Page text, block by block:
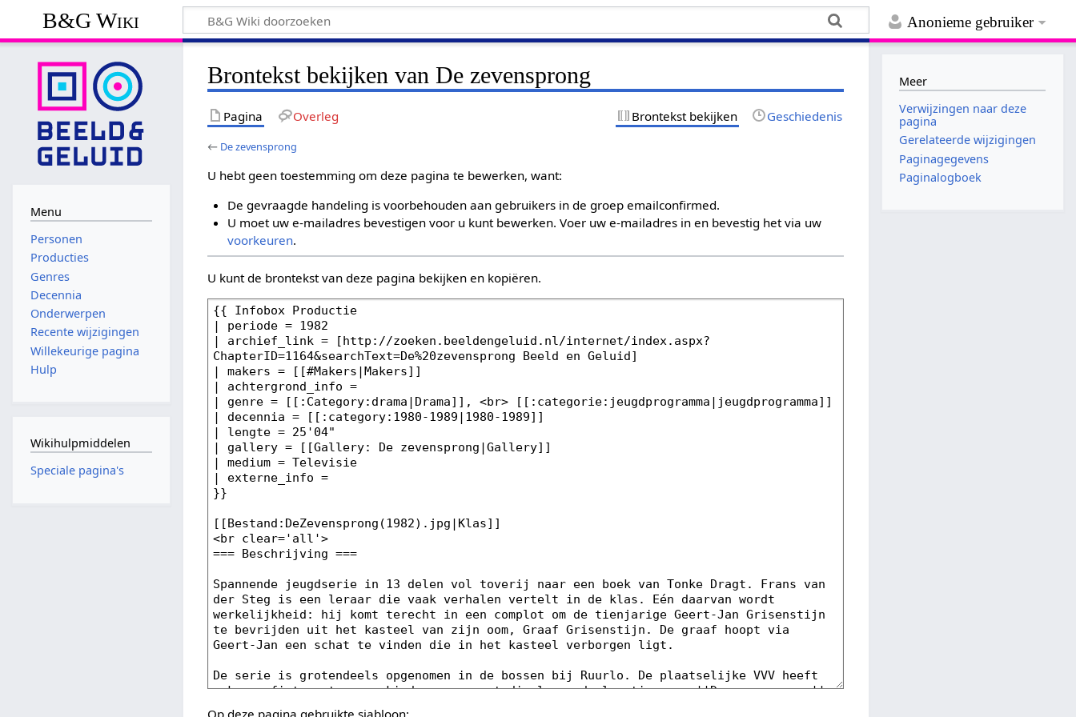
Anonieme gebruiker
B&G Wiki
Brontekst bekijken van De zevensprong
Pagina Overleg Brontekst bekijken Geschiedenis
← De zevensprong
U hebt geen toestemming om deze pagina te bewerken, want:
De gevraagde handeling is voorbehouden aan gebruikers in de groep emailconfirmed.
U moet uw e-mailadres bevestigen voor u kunt bewerken. Voer uw e-mailadres in en bevestig het via uw
voorkeuren.
U kunt de brontekst van deze pagina bekijken en kopiëren.
Op deze pagina gebruikte sjabloon:
Menu
Personen
Producties
Genres
Decennia
Onderwerpen
Recente wijzigingen
Willekeurige pagina
Hulp
Wikihulpmiddelen
Speciale pagina's
Meer
Verwijzingen naar deze
pagina
Gerelateerde wijzigingen
Paginagegevens
Paginalogboek